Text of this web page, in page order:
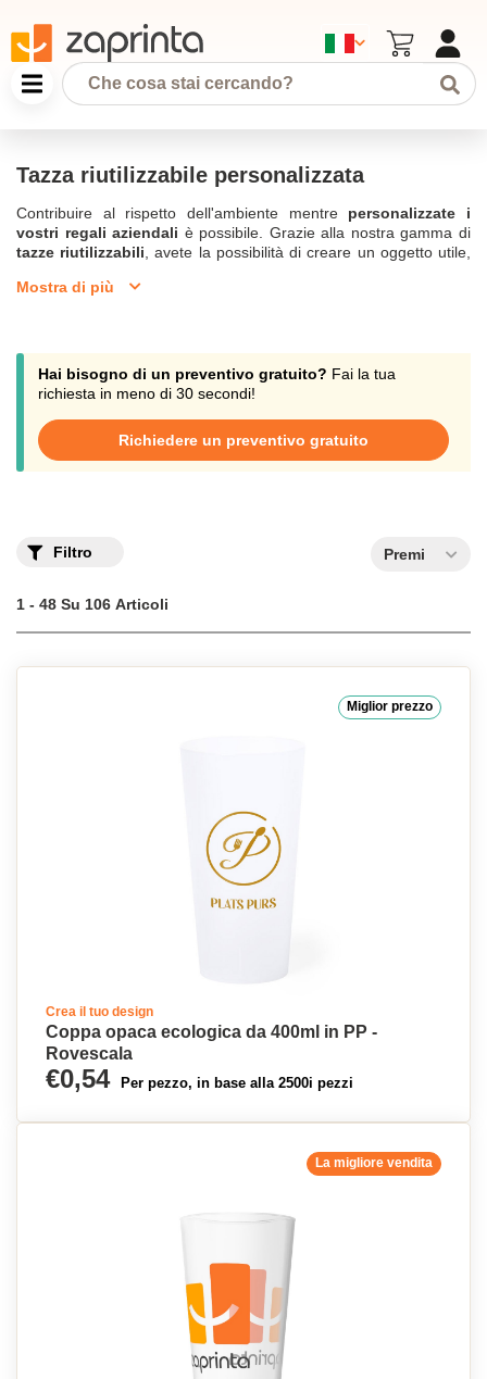
Tazza riutilizzabile personalizzata
Contribuire al rispetto dell'ambiente mentre personalizzate i
vostri regali aziendali è possibile. Grazie alla nostra gamma di
tazze riutilizzabili , avete la possibilità di creare un oggetto utile,
sullatazza riutilizzabile personalizzata
colorata o classica troverete di certo la tazza adatta per
pubblicizzarvi ai vostri clienti. Si possono scegliere molte
dimensioni e colori per dare un tocco personale. Facile da
apprezzata da grandi e piccini.
Scegliete le tazze pubblicitarie riutilizzabili con il vostro logo
Mostra di più
Hai bisogno di un preventivo gratuito? Fai la tua
richiesta in meno di 30 secondi!
Richiedere un preventivo gratuito
Filtro Premi
1 - 48 Su 106 Articoli
Miglior prezzo
Crea il tuo design
Coppa opaca ecologica da 400ml in PP -
Rovescala
€0,54 Per pezzo, in base alla 2500i pezzi
La migliore vendita